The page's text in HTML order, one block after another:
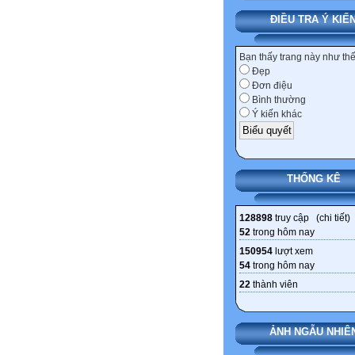
ĐIỀU TRA Ý KIẾN
Bạn thấy trang này như
Đẹp
Đơn điệu
Bình thường
Ý kiến khác
THỐNG KÊ
128898 truy cập (chi tiết)
52 trong hôm nay
150954 lượt xem
54 trong hôm nay
22 thành viên
ẢNH NGẪU